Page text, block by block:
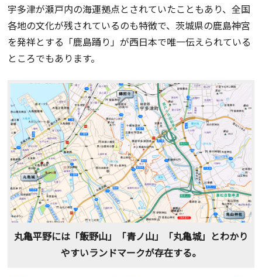
宇多津が瀬戸内の海運拠点とされていたこともあり、全国
各地の文化が残されているのも特徴で、茨城県の鹿島神宮
を発祥とする「鹿島踊り」が西日本で唯一伝えられている
ところでもあります。
丸亀平野には「飯野山」「青ノ山」「丸亀城」とわかり
やすいランドマークが存在する。